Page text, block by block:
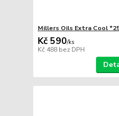
Millers Oils Extra Cool
Kč 590/ks
Kč 488 bez DPH